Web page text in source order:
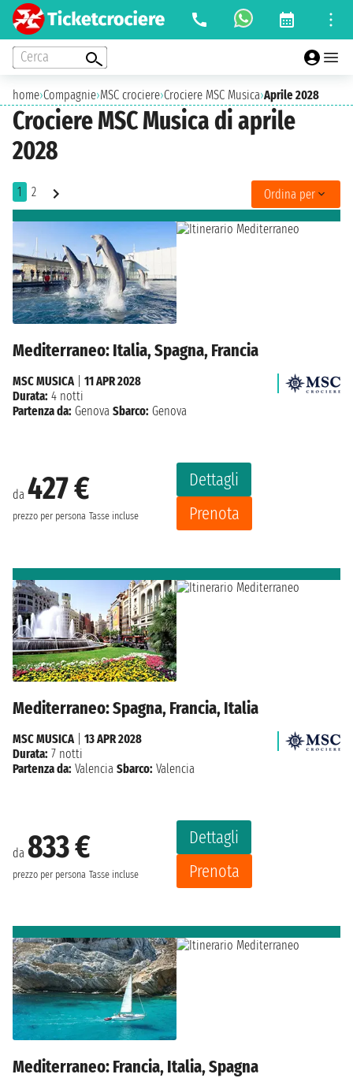
Cerca
home›Compagnie›MSC crociere›Crociere MSC Musica›Aprile 2028
Crociere MSC Musica di aprile
2028
1 2 Ordina per
Mediterraneo: Italia, Spagna, Francia
da 427 €
prezzo per persona Tasse incluse
Dettagli
Prenota
MSC MUSICA
11 APR 2028
Durata: 4 notti
Partenza da: Genova Sbarco: Genova
Mediterraneo: Spagna, Francia, Italia
da 833 €
prezzo per persona Tasse incluse
Dettagli
Prenota
MSC MUSICA| 13 APR 2028
Durata: 7 notti
Partenza da: Valencia Sbarco: Valencia
Mediterraneo: Francia, Italia, Spagna